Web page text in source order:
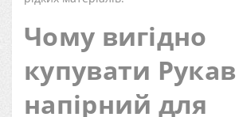
Чому вигідно
купувати
напірний для